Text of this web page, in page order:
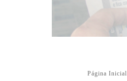
Página Inicial